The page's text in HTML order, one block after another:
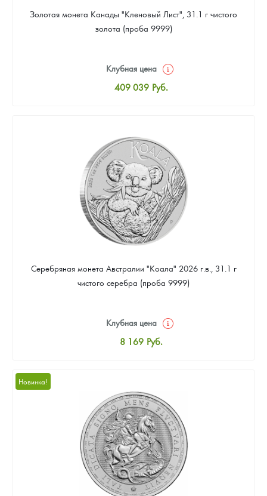
Золотая монета Канады "Кленовый Лист", 31.1 г чистого
золота (проба 9999)
Клубная цена
409 039 Руб.
Цена выкупа
384 869 Руб.
Серебряная монета Австралии "Коала" 2026 г.в., 31.1 г
чистого серебра (проба 9999)
Клубная цена
8 169 Руб.
Цена выкупа
Звоните
Новинка!